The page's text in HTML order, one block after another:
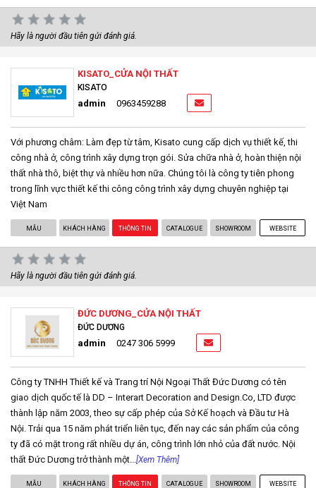
Hãy là người đầu tiên gửi đánh giá.
KISATO_CỬA NỘI THẤT
KISATO
admin 0963459288
Với phương châm: Làm đẹp từ tâm, Kisato cung cấp dịch vụ thiết kế, thi
công nhà ở, công trình xây dựng trọn gói. Sửa chữa nhà ở, hoàn thiện nội
thất nhà thô, biệt thự và nhiều hơn nữa. Chúng tôi là công ty tiên phong
trong lĩnh vực thiết kế thi công công trình xây dựng chuyên nghiệp tại
Việt Nam
MẪU KHÁCH HÀNG THÔNG TIN CATALOGUE SHOWROOM WEBSITE
Hãy là người đầu tiên gửi đánh giá.
ĐỨC DƯƠNG_CỬA NỘI THẤT
ĐỨC DƯƠNG
admin 0247 306 5999
Công ty TNHH Thiết kế và Trang trí Nội Ngoại Thất Đức Dương có tên
giao dịch quốc tế là DD – Interart Decoration and Design.Co, LTD được
thành lập năm 2003, theo sự cấp phép của Sở Kế hoạch và Đầu tư Hà
Nội. Trải qua 15 năm phát triển liên tục, đến nay các sản phẩm của công
ty đã có mặt trong rất nhiều dự án, công trình lớn nhỏ của đất nước. Nội
thất Đức Dương trở thành một... [Xem Thêm]
MẪU KHÁCH HÀNG THÔNG TIN CATALOGUE SHOWROOM WEBSITE